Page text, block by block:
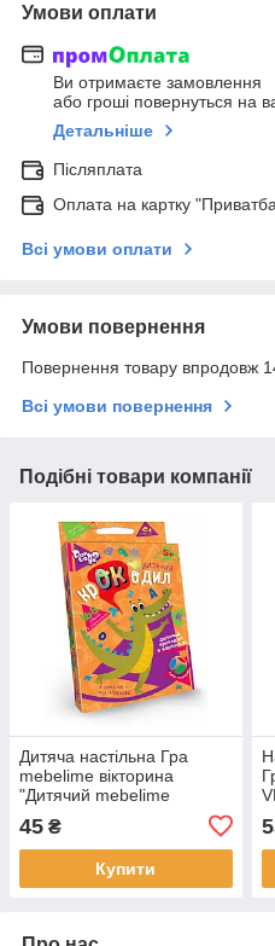
Умови оплати
Ви отримаєте замовлення
або гроші повернуться на
Детальніше
Післяплата
Оплата на картку
Всі умови оплати
Умови повернення
Повернення товару впродовж
Всі умови повернення
Подібні товари компанії
Дитяча настільна Гра
mebelime вікторина
"Дитячий mebelime
крокодил"CROC-01-01U
укр. мовою
45 ₴
Купити